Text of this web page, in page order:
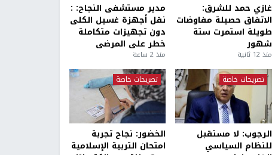
غازي حمد للشرق:
الاتفاق حصيلة مفاوضات
طويلة استمرت ستة
شهور
منذ 12 ثانية
مدير مستشفى النجاح: :
نقل أجهزة غسيل الكلى
دون تجهيزات متكاملة
خطر على المرضى
منذ 2 ساعة
تصريحات خاصة
الرجوب: لا مستقبل
للنظام السياسي
تصريحات خاصة
الخضور: نجاح تجربة
امتحان التربية الإسلامية